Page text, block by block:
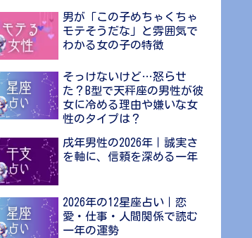
男が「この子めちゃくちゃ
モテそうだな」と雰囲気で
わかる女の子の特徴
そっけないけど…怒らせ
た？B型で天秤座の男性が彼
女に冷める理由や嫌いな女
性のタイプは？
戌年男性の2026年｜誠実さ
を軸に、信頼を深める一年
2026年の12星座占い｜恋
愛・仕事・人間関係で読む
一年の運勢